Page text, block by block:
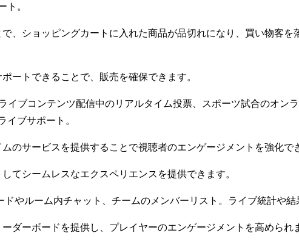
ト。
、ショッピングカートに入れた商品が品切れになり、買い物客を
ートできることで、販売を確保できます。
イブコンテンツ配信中のリアルタイム投票、スポーツ試合のオン
イブサポート。
のサービスを提供することで視聴者のエンゲージメントを強化で
てシームレスなエクスペリエンスを提供できます。
やルーム内チャット、チームのメンバーリスト。ライブ統計や結
ダーボードを提供し、プレイヤーのエンゲージメントを高められ